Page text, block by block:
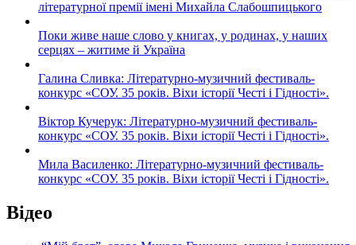
літературної премії імені Михайла Слабошпицького
Поки живе наше слово у книгах, у родинах, у наших
серцях – житиме й Україна
Галина Сливка: Літературно-музичний фестиваль-
конкурс «СОУ. 35 років. Віхи історії Честі і Гідності».
Віктор Кучерук: Літературно-музичний фестиваль-
конкурс «СОУ. 35 років. Віхи історії Честі і Гідності».
Мила Василенко: Літературно-музичний фестиваль-
конкурс «СОУ. 35 років. Віхи історії Честі і Гідності».
Відео